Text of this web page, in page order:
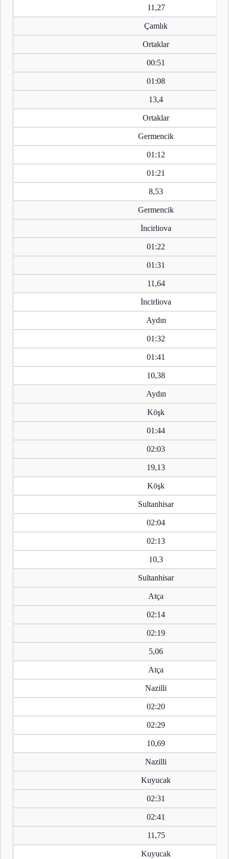
11,27
Çamlık
Ortaklar
00:51
01:08
13,4
Ortaklar
Germencik
01:12
01:21
8,53
Germencik
İncirliova
01:22
01:31
11,64
İncirliova
Aydın
01:32
01:41
10,38
Aydın
Köşk
01:44
02:03
19,13
Köşk
Sultanhisar
02:04
02:13
10,3
Sultanhisar
Atça
02:14
02:19
5,06
Atça
Nazilli
02:20
02:29
10,69
Nazilli
Kuyucak
02:31
02:41
11,75
Kuyucak